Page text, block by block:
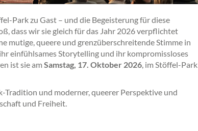
Park zu Gast – und die Begeisterung für diese
dass wir sie gleich für das Jahr 2026 verpflichtet
mutige, queere und grenzüberschreitende Stimme in
einfühlsames Storytelling und ihr kompromissloses
ist sie am Samstag, 17. Oktober 2026, im Stöffel-Park
Tradition und moderner, queerer Perspektive und
und Freiheit.